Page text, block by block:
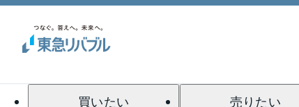
買いたい 売りたい